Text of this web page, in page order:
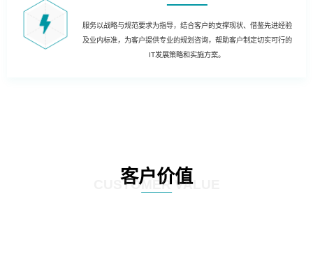
服务以战略与规范要求为指导，结合客户的支撑现状、借鉴先进经验
及业内标准，为客户提供专业的规划咨询，帮助客户制定切实可行的
IT发展策略和实施方案。
客户价值
CUSTOMER VALUE